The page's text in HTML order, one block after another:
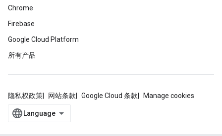
Chrome
Firebase
Google Cloud Platform
所有产品
隐私权政策 网站条款 Google Cloud 条款 Manage cookies